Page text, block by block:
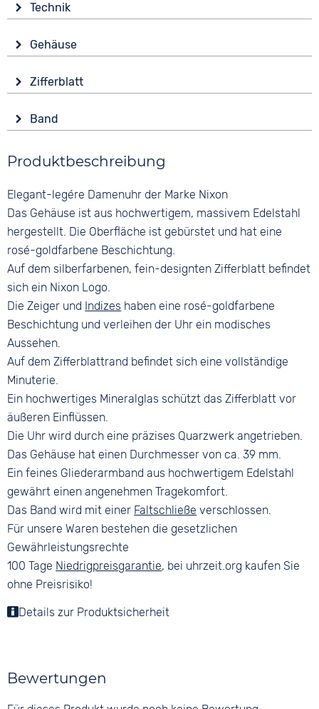
Technik
Batterie (Quarz)
Wasserdicht
10 bar
Gehäuse
Edelstahl
Form
Rund
Glas
Farbe
Roségold
Zifferblatt
Analog
Rosa / Pink
Ziffern
Arabisch
Band
Edelstahl
Bandschließe
Faltschließe
Farbe
Roségold
Produktbeschreibung
Elegant-legére Damenuhr der Marke Nixon
Das Gehäuse ist aus hochwertigem, massivem Edelstahl
hergestellt. Die Oberfläche ist gebürstet und hat eine
rosé-goldfarbene Beschichtung.
Auf dem silberfarbenen, fein-designten Zifferblatt befindet
sich ein Nixon Logo.
Die Zeiger und Indizes haben eine rosé-goldfarbene
Beschichtung und verleihen der Uhr ein modisches
Aussehen.
Auf dem Zifferblattrand befindet sich eine vollständige
Minuterie.
Ein hochwertiges Mineralglas schützt das Zifferblatt vor
äußeren Einflüssen.
Die Uhr wird durch eine präzises Quarzwerk angetrieben.
Das Gehäuse hat einen Durchmesser von ca. 39 mm.
Ein feines Gliederarmband aus hochwertigem Edelstahl
gewährt einen angenehmen Tragekomfort.
Das Band wird mit einer Faltschließe verschlossen.
Für unsere Waren bestehen die gesetzlichen
Gewährleistungsrechte
100 Tage Niedrigpreisgarantie, bei uhrzeit.org kaufen Sie
ohne Preisrisiko!
Details zur Produktsicherheit
Bewertungen